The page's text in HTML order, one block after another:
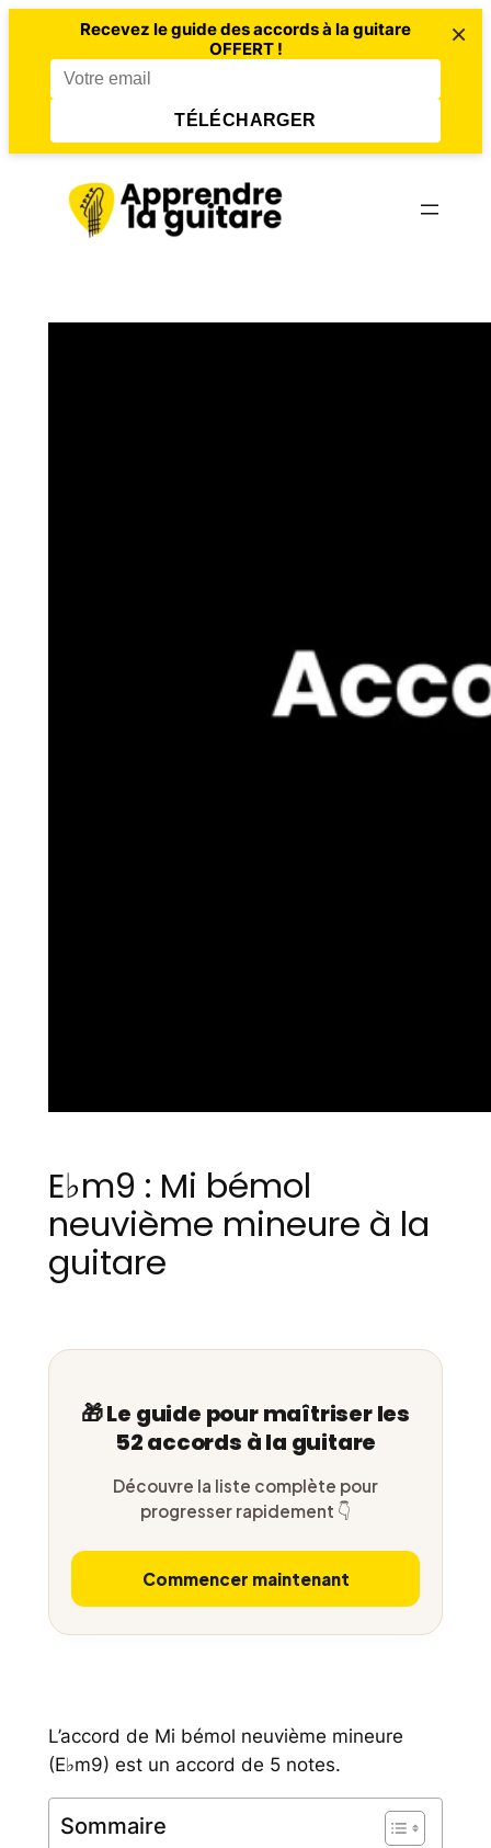
Recevez le guide des accords à la guitare
OFFERT !
TÉLÉCHARGER
×
contenu
E♭m9 : Mi bémol
neuvième mineure à la
guitare
🎁 Le guide pour maîtriser les
52 accords à la guitare
Découvre la liste complète pour
progresser rapidement 👇
Commencer maintenant
L’accord de Mi bémol neuvième mineure
(E♭m9) est un accord de 5 notes.
Sommaire